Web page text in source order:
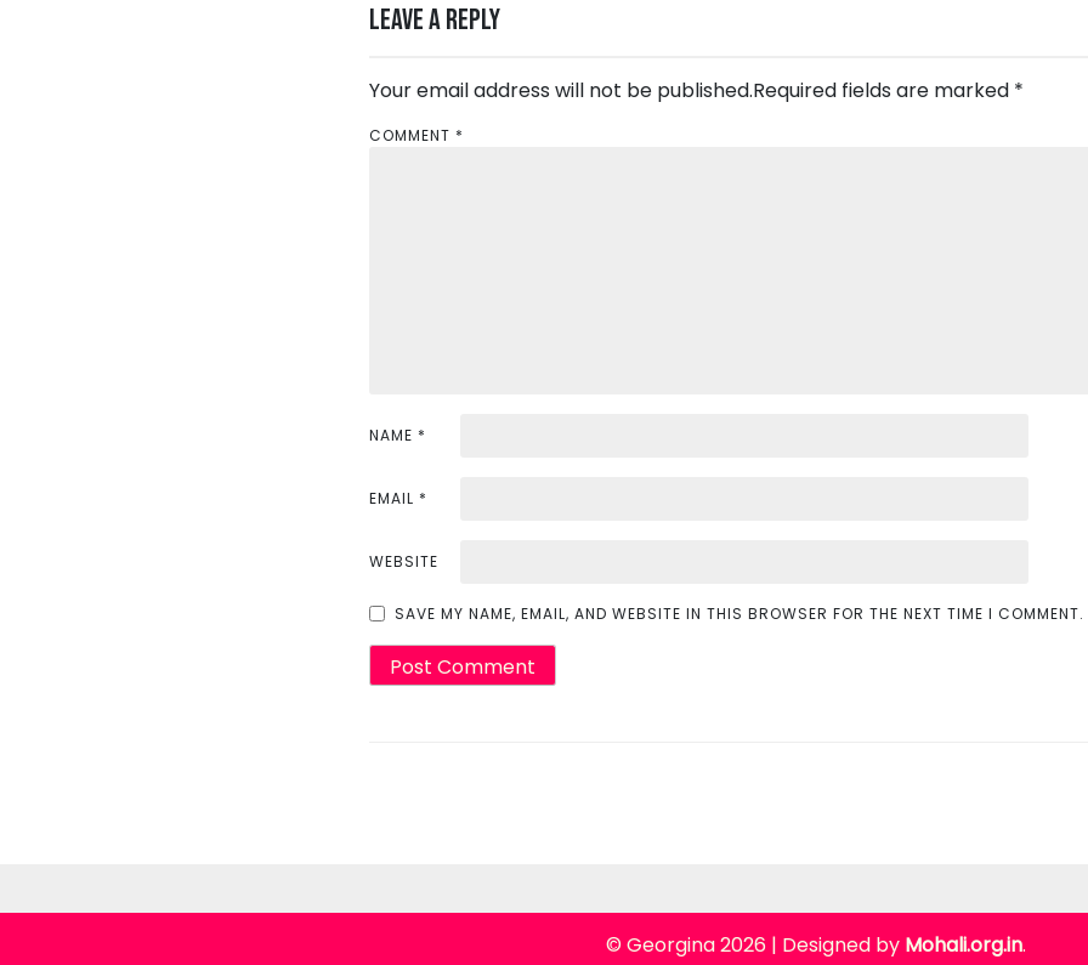
t
n
a
o
n
Leave a Reply
Your email address will not be published.Required fields are marked *
COMMENT *
NAME *
EMAIL *
WEBSITE
SAVE MY NAME, EMAIL, AND WEBSITE IN THIS BROWSER FOR THE NEXT TIME I COMMENT.
© Georgina 2026 | Designed by Mohali.org.in.